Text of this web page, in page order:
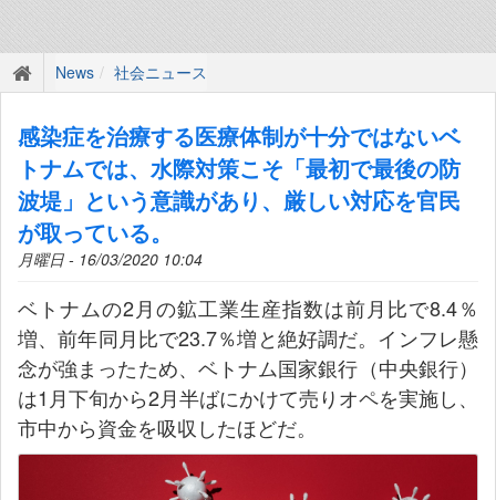
News 社会ニュース
感染症を治療する医療体制が十分ではないベ
トナムでは、水際対策こそ「最初で最後の防
波堤」という意識があり、厳しい対応を官民
が取っている。
月曜日 - 16/03/2020 10:04
ベトナムの2月の鉱工業生産指数は前月比で8.4％
増、前年同月比で23.7％増と絶好調だ。インフレ懸
念が強まったため、ベトナム国家銀行（中央銀行）
は1月下旬から2月半ばにかけて売りオペを実施し、
市中から資金を吸収したほどだ。